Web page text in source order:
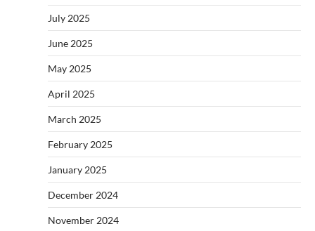
July 2025
June 2025
May 2025
April 2025
March 2025
February 2025
January 2025
December 2024
November 2024